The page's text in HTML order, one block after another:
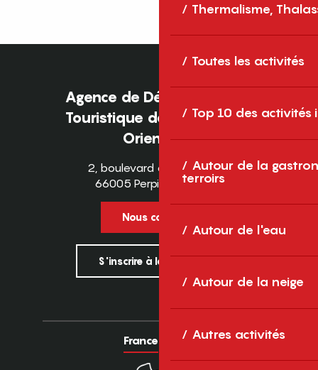
Thermalisme,
Toutes les activités
Top 10 des activités
Autour de la
terroirs
Autour de l'eau
Autour de la neige
Autres activités
Agence de Développement
Touristique des Pyrénées-
Orientales
2, boulevard des Pyrénées
66005 Perpignan Cedex
Nous contacter
S'inscrire à la newsletter
France Europe